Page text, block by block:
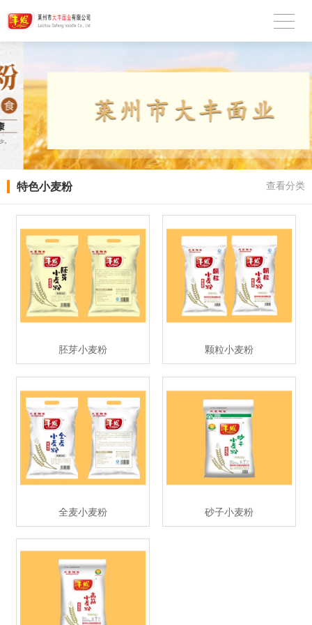
特色小麦粉 查看分类
胚芽小麦粉 颗粒小麦粉
全麦小麦粉 砂子小麦粉